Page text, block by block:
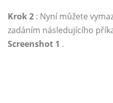
Krok 2 : Nyní můžete
zadáním následujícího
Screenshot 1 .